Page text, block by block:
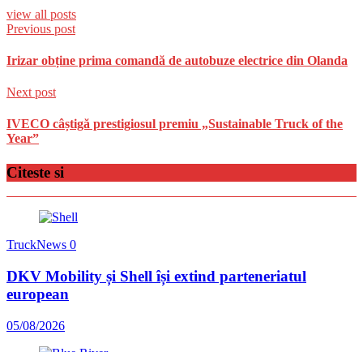
view all posts
Previous post
Irizar obține prima comandă de autobuze electrice din Olanda
Next post
IVECO câștigă prestigiosul premiu „Sustainable Truck of the
Year”
Citeste si
TruckNews 0
DKV Mobility și Shell își extind parteneriatul
european
05/08/2026